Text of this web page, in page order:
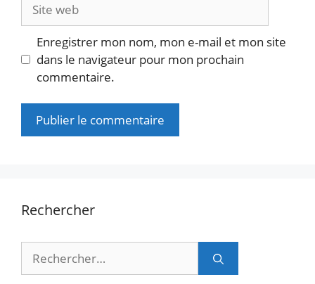
web
Enregistrer mon nom, mon e-mail et mon site
dans le navigateur pour mon prochain
commentaire.
Rechercher
Rechercher :